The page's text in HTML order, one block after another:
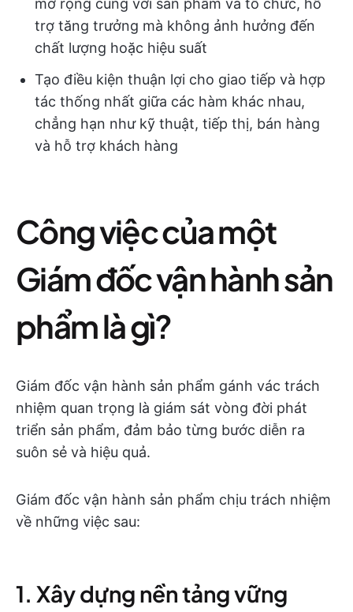
mở rộng cùng với sản phẩm và tổ chức, hỗ
trợ tăng trưởng mà không ảnh hưởng đến
chất lượng hoặc hiệu suất
Tạo điều kiện thuận lợi cho giao tiếp và hợp
tác thống nhất giữa các hàm khác nhau,
chẳng hạn như kỹ thuật, tiếp thị, bán hàng
và hỗ trợ khách hàng
Công việc của một
Giám đốc vận hành sản
phẩm là gì?
Giám đốc vận hành sản phẩm gánh vác trách
nhiệm quan trọng là giám sát vòng đời phát
triển sản phẩm, đảm bảo từng bước diễn ra
suôn sẻ và hiệu quả.
Giám đốc vận hành sản phẩm chịu trách nhiệm
về những việc sau:
1. Xây dựng nền tảng vững